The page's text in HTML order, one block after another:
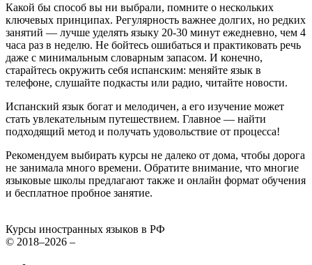
Какой бы способ вы ни выбрали, помните о нескольких
ключевых принципах. Регулярность важнее долгих, но редких
занятий — лучше уделять языку 20-30 минут ежедневно, чем 4
часа раз в неделю. Не бойтесь ошибаться и практиковать речь
даже с минимальным словарным запасом. И конечно,
старайтесь окружить себя испанским: меняйте язык в
телефоне, слушайте подкасты или радио, читайте новости.
Испанский язык богат и мелодичен, а его изучение может
стать увлекательным путешествием. Главное — найти
подходящий метод и получать удовольствие от процесса!
Рекомендуем выбирать курсы не далеко от дома, чтобы дорога
не занимала много времени. Обратите внимание, что многие
языковые школы предлагают также и онлайн формат обучения
и бесплатное пробное занятие.
Курсы иностранных языков в РФ
© 2018–2026 –